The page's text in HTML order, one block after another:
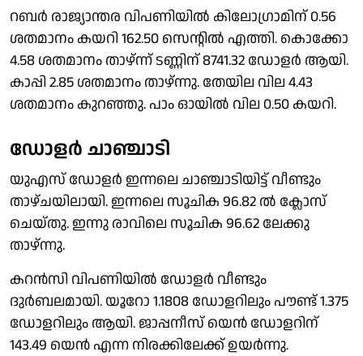
റബർ രാജ്യാന്തര വിപണിയിൽ കിലോഗ്രാമിന് 0.56
ശതമാനം കയറി 162.50 സെൻ്റിൽ എത്തി. കൊക്കോ
4.58 ശതമാനം താഴ്ന്ന് ടണ്ണിന് 8741.32 ഡോളർ ആയി.
കാപ്പി 2.85 ശതമാനം താഴ്ന്നു. തേയില വില 4.43
ശതമാനം കുറഞ്ഞു. പാം ഓയിൽ വില 0.50 കയറി.
ഡോളർ ചാഞ്ചാടി
യുഎസ് ഡോളർ ഇന്നലെ ചാഞ്ചാടിയിട്ട് വീണ്ടും
താഴ്ചയിലായി. ഇന്നലെ സൂചിക 96.82 ൽ ക്ലോസ്
ചെയ്തു. ഇന്നു രാവിലെ സൂചിക 96.62 ലേക്കു
താഴ്ന്നു.
കറൻസി വിപണിയിൽ ഡോളർ വീണ്ടും
ദുർബലമായി. യൂറോ 1.1808 ഡോളറിലും പൗണ്ട് 1.375
ഡോളറിലും ആയി. ജാപ്പനീസ് യെൻ ഡോളറിന്
143.49 യെൻ എന്ന നിരക്കിലേക്ക് ഉയർന്നു.